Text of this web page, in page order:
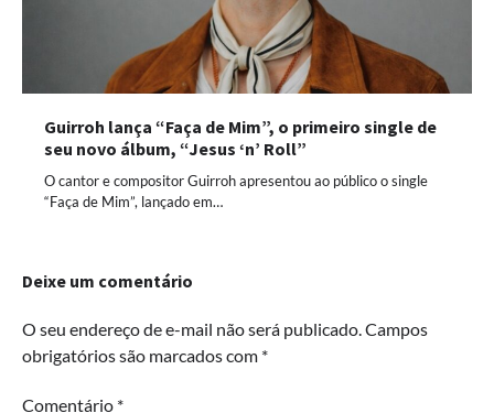
Guirroh lança “Faça de Mim”, o primeiro single de
seu novo álbum, “Jesus ‘n’ Roll”
O cantor e compositor Guirroh apresentou ao público o single
“Faça de Mim”, lançado em…
Deixe um comentário
O seu endereço de e-mail não será publicado.Campos
obrigatórios são marcados com *
Comentário *